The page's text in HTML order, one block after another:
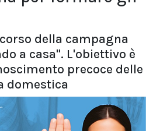
della campagna
a casa". L'obiettivo è
precoce delle
domestica